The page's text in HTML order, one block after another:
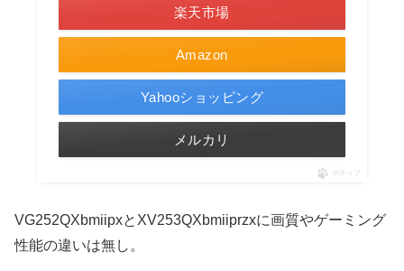
Amazon
楽天市場
Yahooショッピング
メルカリ
ポチップ
VG252QXbmiipxとXV253QXbmiiprzxに画質やゲーミング
性能の違いは無し。